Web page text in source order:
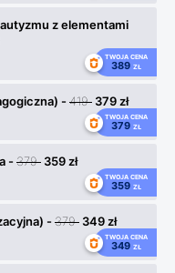
z elementami
TWOJA CENA
389 ZŁ
-419 379 zł
TWOJA CENA
379 ZŁ
-379 359 zł
TWOJA CENA
359 ZŁ
-379 349 zł
TWOJA CENA
349 ZŁ